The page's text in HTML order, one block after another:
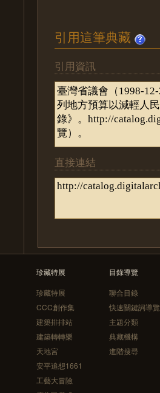
引用這筆典藏
引用資訊
直接連結
珍藏特展
珍藏特展
CCC創作集
建築排排站
建築轉轉樂
天地宮
安平追想1661
工藝大冒險
目錄導覽
聯合目錄
快速關鍵詞導覽
主題分類
典藏機構
進階搜尋